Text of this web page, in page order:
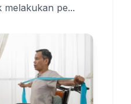
pe...